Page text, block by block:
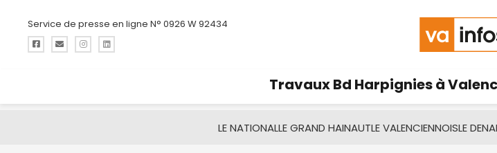
Service de presse en ligne N° 0926 W 92434
Travaux Bd Harpignies à
LE NATIONALLE GRAND HAINAUTLE VALENCIENNOISLE